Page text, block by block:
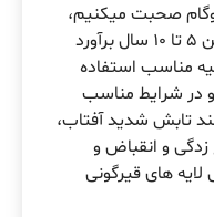
صحبت میکنیم،
طول عمر قیرگونی به طور معمول بین ۵ تا ۱۰ سال برآورد
مناسب استفاده
در شرایط مناسب
تابش شدید آفتاب،
و انقباض و
های قیرگونی